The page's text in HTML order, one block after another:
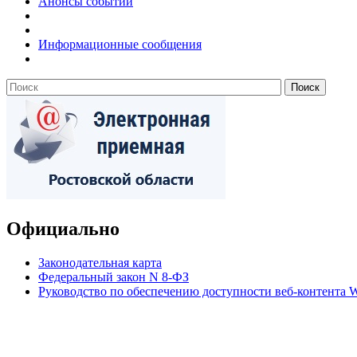
Информационные сообщения
Официально
Законодательная карта
Федеральный закон N 8-ФЗ
Руководство по обеспечению доступности веб-контента